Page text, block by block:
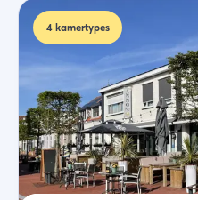
4 kamertypes